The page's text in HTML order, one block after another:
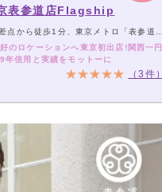
表参道店Flagship
、東京メトロ「表参道駅」B1出口より徒歩３秒の抜群のアクセスです
のロケーションへ東京初出店!関西一円
年信用と実績をモットーに
（3件）